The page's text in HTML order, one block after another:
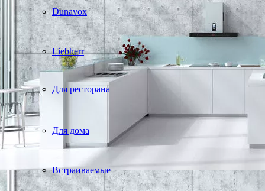
Dunavox
Liebherr
Для ресторана
Для дома
Встраиваемые